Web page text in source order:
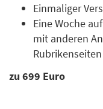
Einmaliger
Eine Woche
mit anderen
zu 699 Euro